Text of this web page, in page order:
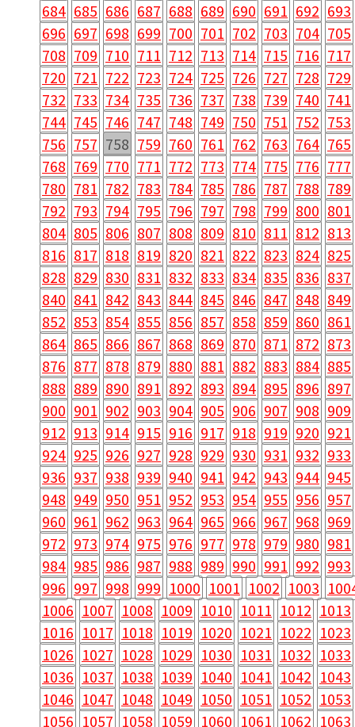
684 685 686 687 688 689 690 691 692 693
696 697 698 699 700 701 702 703 704 705
708 709 710 711 712 713 714 715 716 717
720 721 722 723 724 725 726 727 728 729
732 733 734 735 736 737 738 739 740 741
744 745 746 747 748 749 750 751 752 753
756 757 758 759 760 761 762 763 764 765
768 769 770 771 772 773 774 775 776 777
780 781 782 783 784 785 786 787 788 789
792 793 794 795 796 797 798 799 800 801
804 805 806 807 808 809 810 811 812 813
816 817 818 819 820 821 822 823 824 825
828 829 830 831 832 833 834 835 836 837
840 841 842 843 844 845 846 847 848 849
852 853 854 855 856 857 858 859 860 861
864 865 866 867 868 869 870 871 872 873
876 877 878 879 880 881 882 883 884 885
888 889 890 891 892 893 894 895 896 897
900 901 902 903 904 905 906 907 908 909
912 913 914 915 916 917 918 919 920 921
924 925 926 927 928 929 930 931 932 933
936 937 938 939 940 941 942 943 944 945
948 949 950 951 952 953 954 955 956 957
960 961 962 963 964 965 966 967 968 969
972 973 974 975 976 977 978 979 980 981
984 985 986 987 988 989 990 991 992 993
996 997 998 999 1000 1001 1002 1003
1006 1007 1008 1009 1010 1011 1012 1013
1016 1017 1018 1019 1020 1021 1022 1023
1026 1027 1028 1029 1030 1031 1032 1033
1036 1037 1038 1039 1040 1041 1042 1043
1046 1047 1048 1049 1050 1051 1052 1053
1056 1057 1058 1059 1060 1061 1062 1063